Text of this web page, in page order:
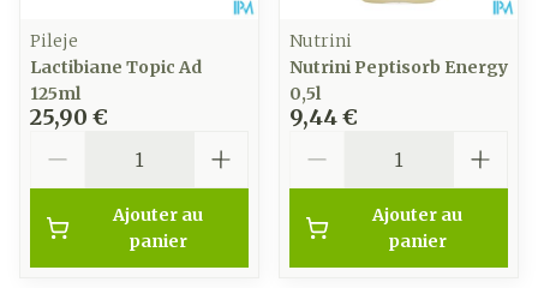
Pileje
Lactibiane Topic Ad
125ml
25,90 €
Ajouter au
panier
Nutrini
Nutrini Peptisorb Energy
0,5l
9,44 €
Ajouter au
panier